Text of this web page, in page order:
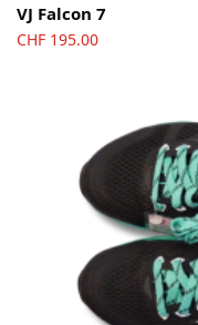
VJ Falcon 7
CHF 195.00